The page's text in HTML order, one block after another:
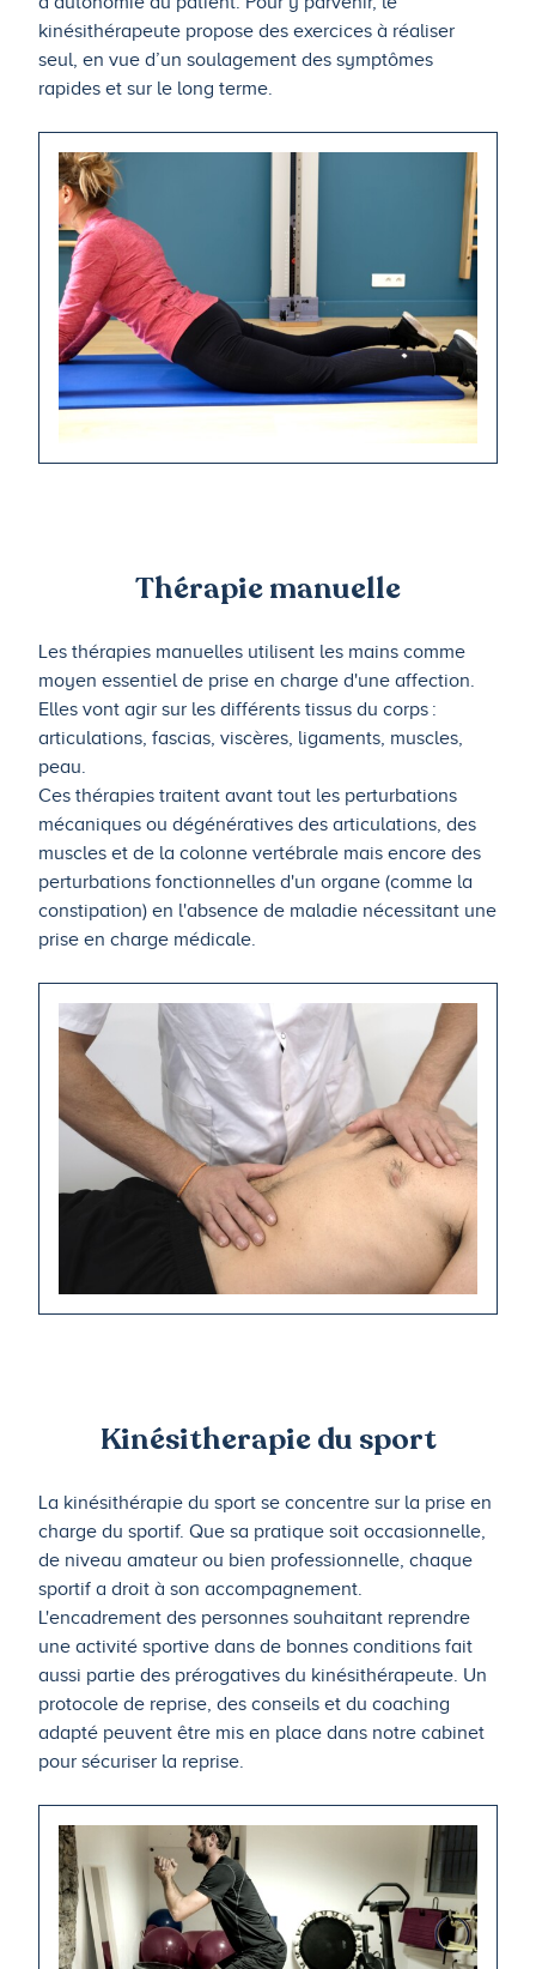
kinésithérapeute propose des exercices à réaliser
seul, en vue d’un soulagement des symptômes
rapides et sur le long terme.
Thérapie manuelle
Les thérapies manuelles utilisent les mains comme
moyen essentiel de prise en charge d'une affection.
Elles vont agir sur les différents tissus du corps :
articulations, fascias, viscères, ligaments, muscles,
peau.
Ces thérapies traitent avant tout les perturbations
mécaniques ou dégénératives des articulations, des
muscles et de la colonne vertébrale mais encore des
perturbations fonctionnelles d'un organe (comme la
constipation) en l'absence de maladie nécessitant une
prise en charge médicale.
Kinésitherapie du sport
La kinésithérapie du sport se concentre sur la prise en
charge du sportif. Que sa pratique soit occasionnelle,
de niveau amateur ou bien professionnelle, chaque
sportif a droit à son accompagnement.
L'encadrement des personnes souhaitant reprendre
une activité sportive dans de bonnes conditions fait
aussi partie des prérogatives du kinésithérapeute. Un
protocole de reprise, des conseils et du coaching
adapté peuvent être mis en place dans notre cabinet
pour sécuriser la reprise.